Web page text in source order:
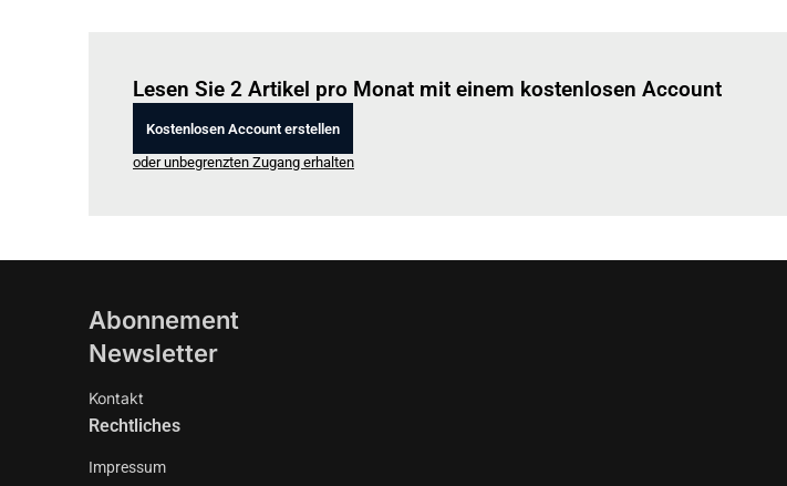
Lesen Sie 2 Artikel pro Monat mit einem kostenlosen Account
Kostenlosen Account erstellen
oder unbegrenzten Zugang erhalten
Abonnement
Newsletter
Kontakt
Rechtliches
Impressum